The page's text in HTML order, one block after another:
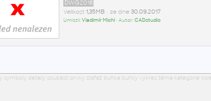
DWG2018
Velikost 1,35MB• ze dne 30.09.2017
Umístil:Vladimír Michl• Autor:CADstudio
symboly detaily součásti prvky stafáž buňka buňky výkres téma kategorie